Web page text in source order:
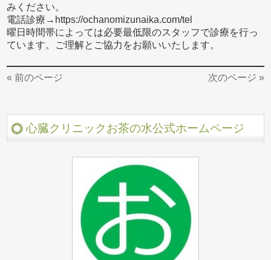
みください。
電話診療→https://ochanomizunaika.com/tel
曜日時間帯によっては必要最低限のスタッフで診療を行っ
ています。ご理解とご協力をお願いいたします。
« 前のページ 次のページ »
心臓クリニックお茶の水公式ホームページ